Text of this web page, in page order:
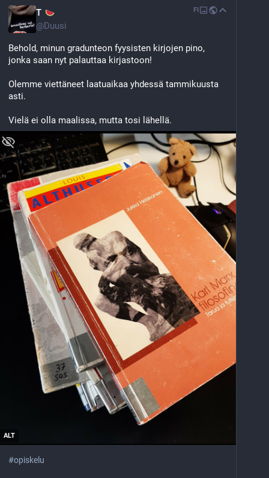
Mikä on pieni, pisaranmuotoinen ja auringossa
hopeisena kiiltävä nopealiikkeinen otus, joka
uiskentelee järven pinnalla. Näitä oli iso lauma
rantavedessä ja näytti siltä, että vesikirput jotenkin
melkeinpä paimensi niitä. Koko muutama millimetri.
Ihan ihmeellinen vauhti. Pistivät myös menemään
piruettia yms. ja selvästi näkivät väistää, kun vei kättä
lähemmäs.
Vastaus oli hopeaseppä.
# KysyFediltä #luonto
T
@Duusi
FI
Behold, minun gradunteon fyysisten kirjojen pino,
jonka saan nyt palauttaa kirjastoon!
Olemme viettäneet laatuaikaa yhdessä tammikuusta
asti.
Vielä ei olla maalissa, mutta tosi lähellä.
ALT
#opiskelu